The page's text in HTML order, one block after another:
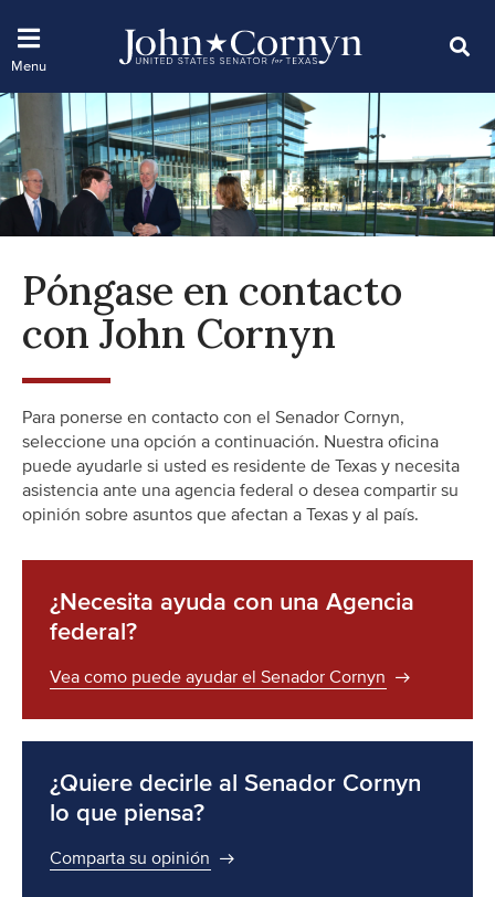
Póngase en contacto
con John Cornyn
Para ponerse en contacto con el Senador Cornyn,
seleccione una opción a continuación. Nuestra oficina
puede ayudarle si usted es residente de Texas y necesita
asistencia ante una agencia federal o desea compartir su
opinión sobre asuntos que afectan a Texas y al país.
¿Necesita ayuda con una Agencia
federal?
Vea como puede ayudar el Senador Cornyn
¿Quiere decirle al Senador Cornyn
lo que piensa?
Comparta su opinión